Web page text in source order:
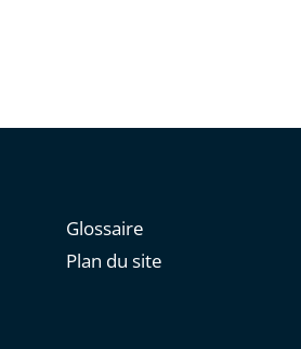
Glossaire
Plan du site